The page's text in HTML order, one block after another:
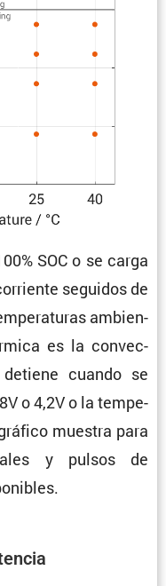
SOC o se carga
seguidos de
ambien­
es la convec­
cuando se
o 4,2V o la tempe­
muestra para
y pulsos de